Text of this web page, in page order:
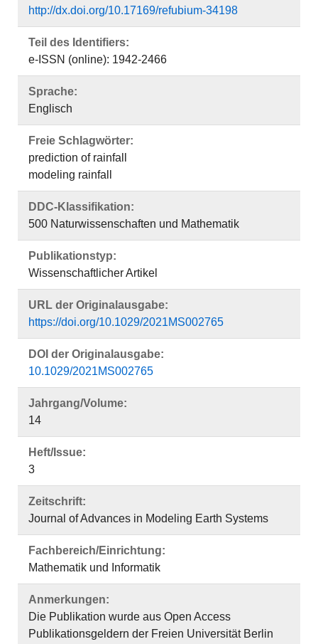
http://dx.doi.org/10.17169/refubium-34198
Teil des Identifiers:
e-ISSN (online): 1942-2466
Sprache:
Englisch
Freie Schlagwörter:
prediction of rainfall
modeling rainfall
DDC-Klassifikation:
500 Naturwissenschaften und Mathematik
Publikationstyp:
Wissenschaftlicher Artikel
URL der Originalausgabe:
https://doi.org/10.1029/2021MS002765
DOI der Originalausgabe:
10.1029/2021MS002765
Jahrgang/Volume:
14
Heft/Issue:
3
Zeitschrift:
Journal of Advances in Modeling Earth Systems
Fachbereich/Einrichtung:
Mathematik und Informatik
Anmerkungen:
Die Publikation wurde aus Open Access
Publikationsgeldern der Freien Universität Berlin